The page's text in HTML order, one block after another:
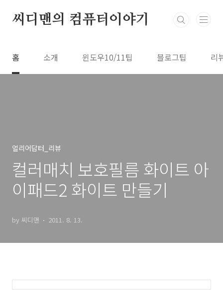
씨디맨의 컴퓨터이야기
홈 소개 윈도우10/11팁 블로그팁 리
얼리어답터_리뷰
컬러매치 보호필름 화이트 아
이패드2 화이트 만들기
by 씨디맨 2011. 8. 13.